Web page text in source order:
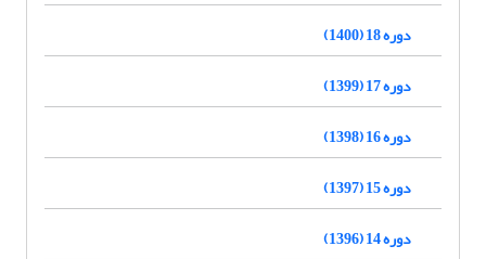
دوره 18 (1400)
دوره 17 (1399)
دوره 16 (1398)
دوره 15 (1397)
دوره 14 (1396)